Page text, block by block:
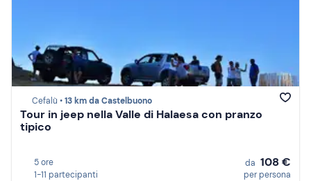
Cefalù •13 km da Castelbuono
Tour in jeep nella Valle di Halaesa con pranzo
tipico
5 ore
1-11 partecipanti
da 108 €
per persona